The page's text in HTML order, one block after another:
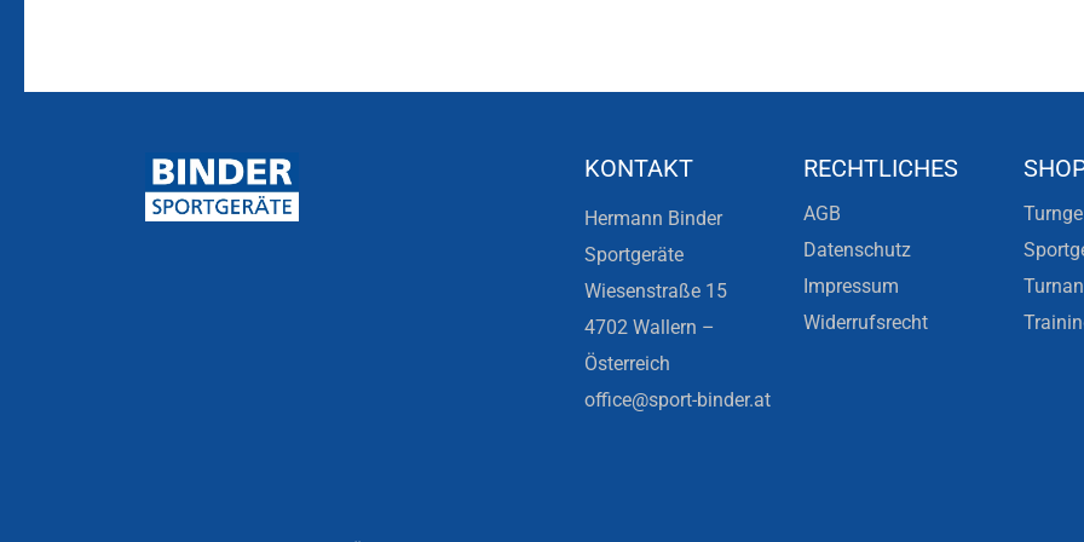
KONTAKT
Hermann Binder
Sportgeräte
Wiesenstraße 15
4702 Wallern –
Österreich
office@sport-binder.at
RECHTLICHES
AGB
Datenschutz
Impressum
Widerrufsrecht